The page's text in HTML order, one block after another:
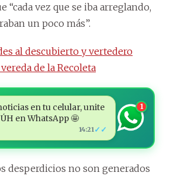
“cada vez que se iba arreglando,
un poco más”.
al descubierto y vertedero
de la Recoleta
en tu celular, unite
en WhatsApp 🤩
14:21 ✓✓
1
desperdicios no son generados